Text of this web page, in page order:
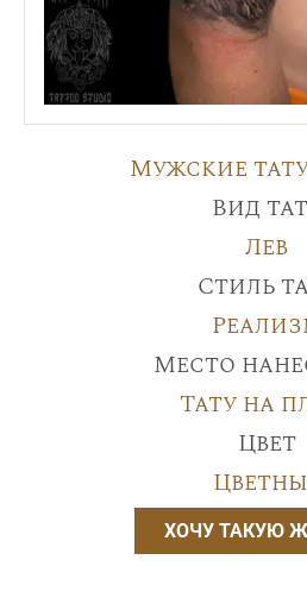
Мужские
Вид
Лев
Стиль
Место
Тату на
Цвет
ХОЧУ ТАКУЮ